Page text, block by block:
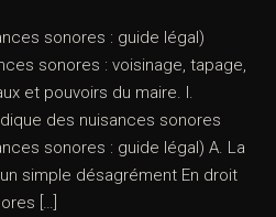
sonores : guide légal)
sonores : voisinage, tapage,
et pouvoirs du maire. I.
des nuisances sonores
sonores : guide légal) A. La
simple désagrément En droit
[…]